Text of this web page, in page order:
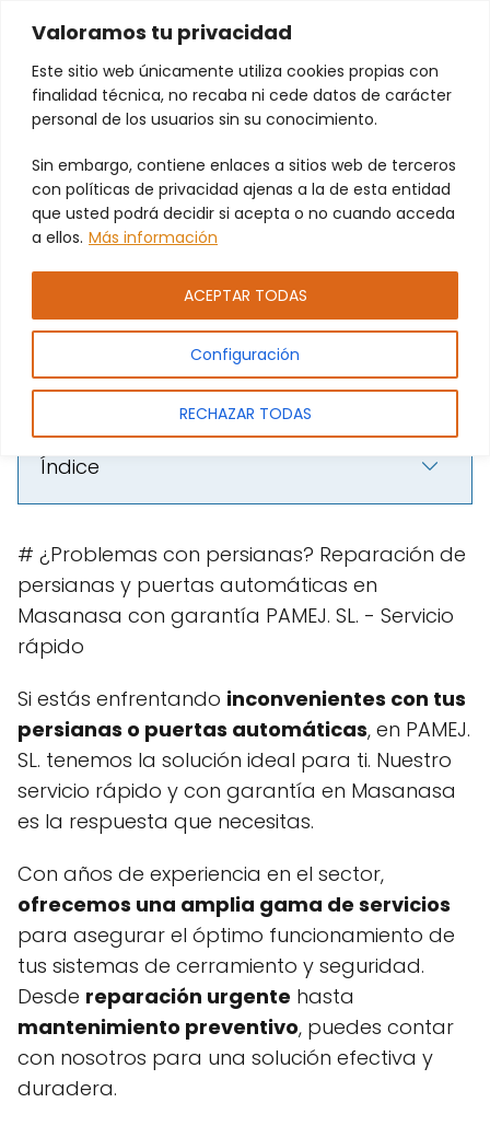
Valoramos tu privacidad
Este sitio web únicamente utiliza cookies propias con
finalidad técnica, no recaba ni cede datos de carácter
personal de los usuarios sin su conocimiento.
Sin embargo, contiene enlaces a sitios web de terceros
con políticas de privacidad ajenas a la de esta entidad
que usted podrá decidir si acepta o no cuando acceda
a ellos. Más información
Configuración
RECHAZAR TODAS
ACEPTAR TODAS
¿Problemas con persianas?
Reparación de persianas y
puertas automáticas en
SL.
Índice
# ¿Problemas con persianas? Reparación de
persianas y puertas automáticas en
Masanasa con garantía PAMEJ. SL. - Servicio
rápido
Si estás enfrentando inconvenientes con tus
persianas o puertas automáticas, en PAMEJ.
SL. tenemos la solución ideal para ti. Nuestro
servicio rápido y con garantía en Masanasa
es la respuesta que necesitas.
Con años de experiencia en el sector,
ofrecemos una amplia gama de servicios
para asegurar el óptimo funcionamiento de
tus sistemas de cerramiento y seguridad.
Desde reparación urgente hasta
mantenimiento preventivo, puedes contar
con nosotros para una solución efectiva y
duradera.